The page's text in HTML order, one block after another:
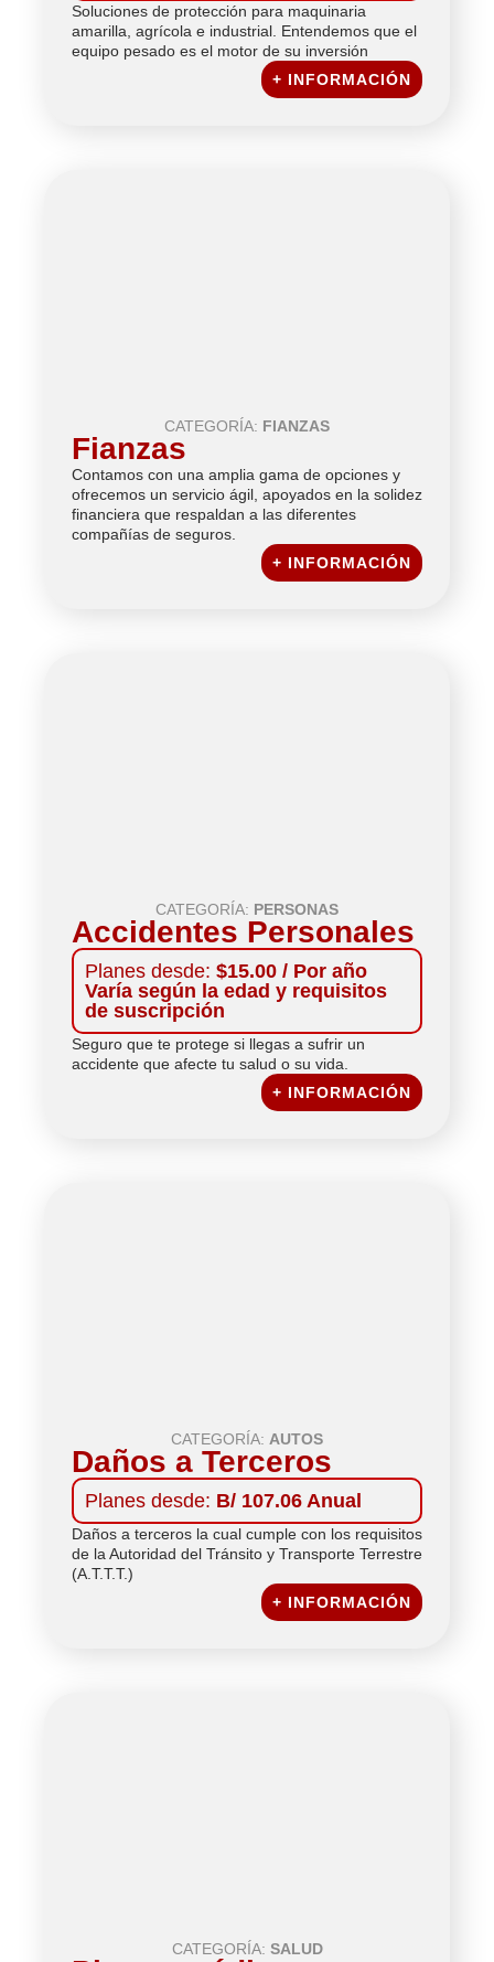
Soluciones de protección para maquinaria
amarilla, agrícola e industrial. Entendemos que el
equipo pesado es el motor de su inversión
+ INFORMACIÓN
CATEGORÍA: FIANZAS
Fianzas
Contamos con una amplia gama de opciones y
ofrecemos un servicio ágil, apoyados en la solidez
financiera que respaldan a las diferentes
compañías de seguros.
+ INFORMACIÓN
CATEGORÍA: PERSONAS
Accidentes Personales
Planes desde: $15.00 / Por año
Varía según la edad y requisitos
de suscripción
Seguro que te protege si llegas a sufrir un
accidente que afecte tu salud o su vida.
+ INFORMACIÓN
CATEGORÍA: AUTOS
Daños a Terceros
Planes desde: B/ 107.06 Anual
Daños a terceros la cual cumple con los requisitos
de la Autoridad del Tránsito y Transporte Terrestre
(A.T.T.T.)
+ INFORMACIÓN
CATEGORÍA: SALUD